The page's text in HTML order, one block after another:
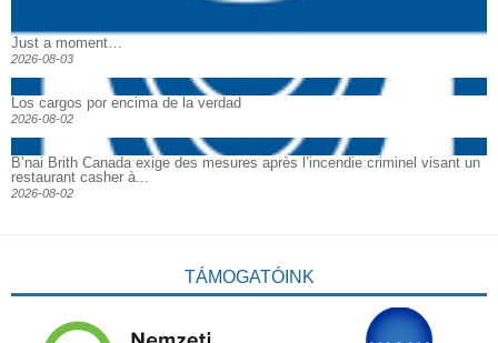
Just a moment…
2026-08-03
Los cargos por encima de la verdad
2026-08-02
B’nai Brith Canada exige des mesures après l’incendie criminel visant un
restaurant casher à...
2026-08-02
TÁMOGATÓINK